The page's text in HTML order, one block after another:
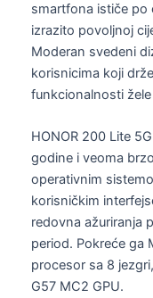
smartfona ističe po
izrazito povoljnoj
Moderan svedeni
korisnicima koji
funkcionalnosti
HONOR 200 Lite
godine i veoma
operativnim
korisničkim
redovna ažuriranja
period. Pokreće ga
procesor sa 8
G57 MC2 GPU.